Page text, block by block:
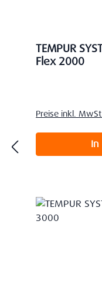
TEMPUR
Flex 2000
Regulärer
Preise inkl.
In